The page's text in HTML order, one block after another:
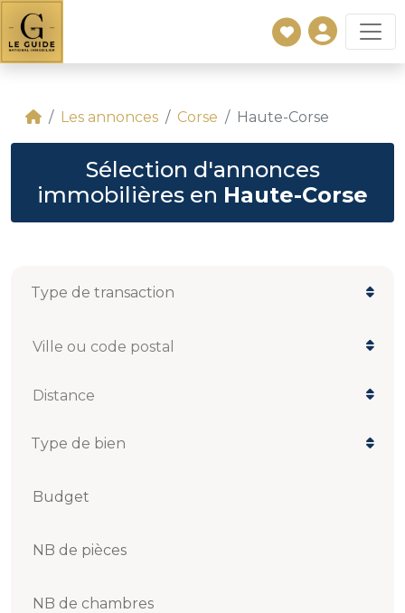
Les annonces Corse Haute-Corse
Sélection d'annonces
immobilières en Haute-Corse
Ville ou code postal
Distance
Budget
NB de pièces
NB de chambres